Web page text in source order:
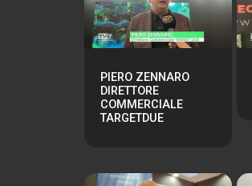
PIERO ZENNARO
DIRETTORE
COMMERCIALE
TARGETDUE